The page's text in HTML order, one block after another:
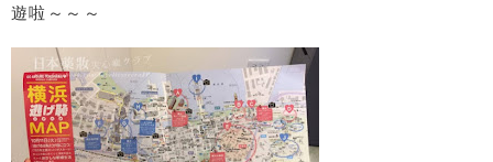
遊啦～～～